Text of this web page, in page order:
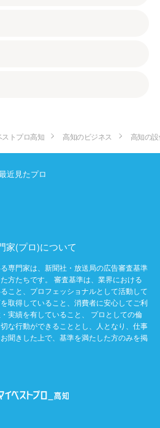
ストプロ高知 高知のビジネス 高知の
近見たプロ
家(プロ)について
専門家は、新聞社・放送局の広告審査基準
方たちです。 審査基準は、業界における
こと、プロフェッショナルとして活動して
取得していること、消費者に安心してご利
実績を有していること、 プロとしての倫
な行動ができることとし、人となり、仕事
聞きした上で、基準を満たした方のみを掲